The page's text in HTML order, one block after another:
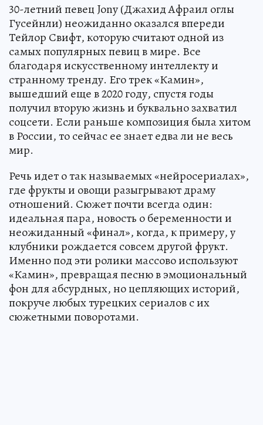
30-летний певец Jony (Джахид Афраил оглы
Гусейнли) неожиданно оказался впереди
Тейлор Свифт, которую считают одной из
самых популярных певиц в мире. Все
благодаря искусственному интеллекту и
странному тренду. Его трек «Камин»,
вышедший еще в 2020 году, спустя годы
получил вторую жизнь и буквально захватил
соцсети. Если раньше композиция была хитом
в России, то сейчас ее знает едва ли не весь
мир.
Речь идет о так называемых «нейросериалах»,
где фрукты и овощи разыгрывают драму
отношений. Сюжет почти всегда один:
идеальная пара, новость о беременности и
неожиданный «финал», когда, к примеру, у
клубники рождается совсем другой фрукт.
Именно под эти ролики массово используют
«Камин», превращая песню в эмоциональный
фон для абсурдных, но цепляющих историй,
покруче любых турецких сериалов с их
сюжетными поворотами.